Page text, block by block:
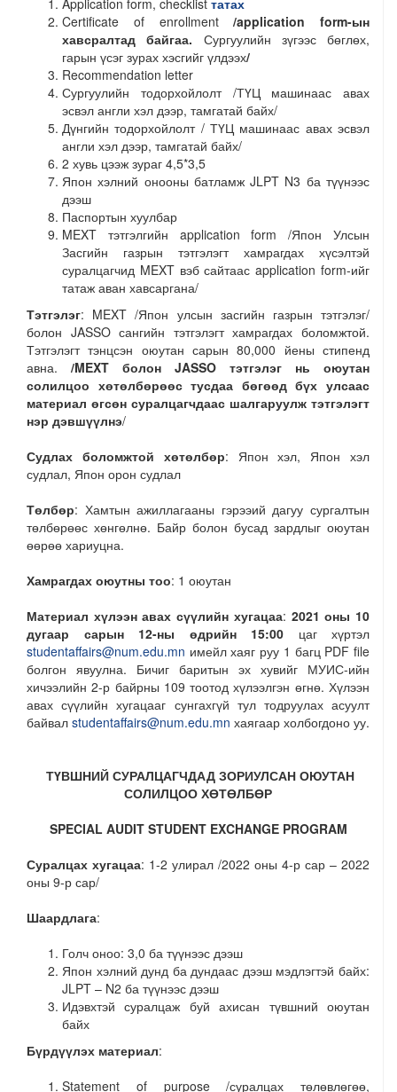
Application form, checklist татах
Certificate of enrollment/application form-ын
хавсралтад байгаа. Сургуулийн зүгээс бөглөх,
гарын үсэг зурах хэсгийг үлдээх/
Recommendation letter
Сургуулийн тодорхойлолт /ТҮЦ машинаас авах
эсвэл англи хэл дээр, тамгатай байх/
Дүнгийн тодорхойлолт / ТҮЦ машинаас авах эсвэл
англи хэл дээр, тамгатай байх/
2 хувь цээж зураг 4,5*3,5
Япон хэлний онооны батламж JLPT N3 ба түүнээс
дээш
Паспортын хуулбар
MEXT тэтгэлгийн application form /Япон Улсын
Засгийн газрын тэтгэлэгт хамрагдах хүсэлтэй
суралцагчид MEXT вэб сайтаас application form-ийг
татаж аван хавсаргана/
Тэтгэлэг: MEXT /Япон улсын засгийн газрын тэтгэлэг/
болон JASSO сангийн тэтгэлэгт хамрагдах боломжтой.
Тэтгэлэгт тэнцсэн оюутан сарын 80,000 йены стипенд
авна. /MEXT болон JASSO тэтгэлэг нь оюутан
солилцоо хөтөлбөрөөс тусдаа бөгөөд бүх улсаас
материал өгсөн суралцагчдаас шалгаруулж тэтгэлэгт
нэр дэвшүүлнэ/
Судлах боломжтой хөтөлбөр: Япон хэл, Япон хэл
судлал, Япон орон судлал
Төлбөр: Хамтын ажиллагааны гэрээий дагуу сургалтын
төлбөрөөс хөнгөлнө. Байр болон бусад зардлыг оюутан
өөрөө хариуцна.
Хамрагдах оюутны тоо: 1 оюутан
Материал хүлээн авах сүүлийн хугацаа: 2021 оны 10
дугаар сарын 12-ны өдрийн 15:00 цаг хүртэл
studentaffairs@num.edu.mn имейл хаяг руу 1 багц PDF file
болгон явуулна. Бичиг баритын эх хувийг МУИС-ийн
хичээлийн 2-р байрны 109 тоотод хүлээлгэн өгнө. Хүлээн
авах сүүлийн хугацааг сунгахгүй тул тодруулах асуулт
байвал studentaffairs@num.edu.mn хаягаар холбогдоно уу.
ТҮВШНИЙ СУРАЛЦАГЧДАД ЗОРИУЛСАН ОЮУТАН
СОЛИЛЦОО ХӨТӨЛБӨР
SPECIAL AUDIT STUDENT EXCHANGE PROGRAM
Суралцах хугацаа: 1-2 улирал /2022 оны 4-р сар – 2022
оны 9-р сар/
Шаардлага:
Голч оноо: 3,0 ба түүнээс дээш
Япон хэлний дунд ба дундаас дээш мэдлэгтэй байх:
JLPT – N2 ба түүнээс дээш
Идэвхтэй суралцаж буй ахисан түвшний оюутан
байх
Бүрдүүлэх материал:
Statement of purpose /суралцах төлөвлөгөө,